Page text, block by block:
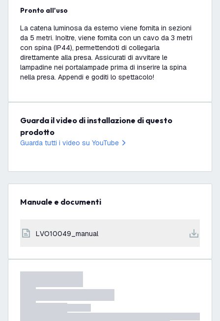
Pronto all'uso
La catena luminosa da esterno viene fornita in sezioni
da 5 metri. Inoltre, viene fornita con un cavo da 3 metri
con spina (IP44), permettendoti di collegarla
direttamente alla presa. Assicurati di avvitare le
lampadine nei portalampade prima di inserire la spina
nella presa. Appendi e goditi lo spettacolo!
Guarda il video di installazione di questo
prodotto
Guarda tutti i video su YouTube
Manuale e documenti
LVO10049_manual